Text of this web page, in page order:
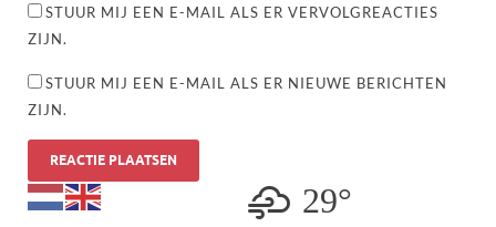
STUUR MIJ EEN E-MAIL ALS ER VERVOLGREACTIES
ZIJN.
STUUR MIJ EEN E-MAIL ALS ER NIEUWE BERICHTEN
ZIJN.
29°